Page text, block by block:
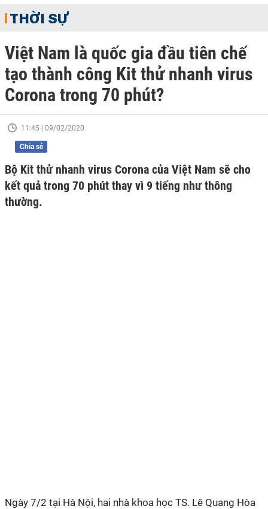
THỜI SỰ
Việt Nam là quốc gia đầu tiên chế
tạo thành công Kit thử nhanh virus
Corona trong 70 phút?
11:45 | 09/02/2020
Chia sẻ
Bộ Kit thử nhanh virus Corona của Việt Nam sẽ cho
kết quả trong 70 phút thay vì 9 tiếng như thông
thường.
Ngày 7/2 tại Hà Nội, hai nhà khoa học TS. Lê Quang Hòa